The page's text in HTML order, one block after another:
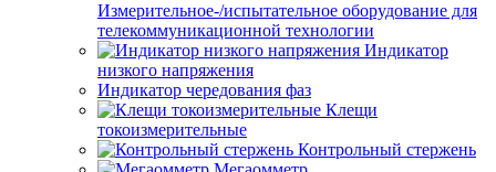
Измерительное-/испытательное оборудование для
телекоммуникационной технологии
Индикатор
низкого напряжения
Индикатор чередования фаз
Клещи
токоизмерительные
Контрольный стержень